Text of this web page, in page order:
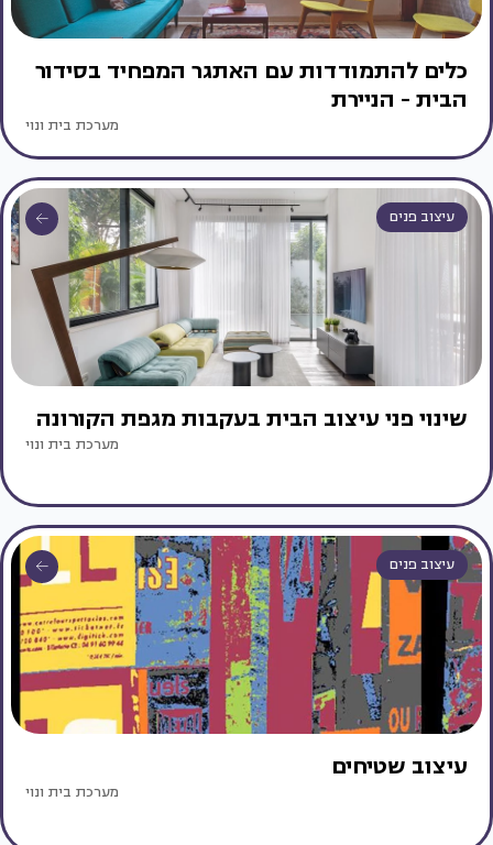
כלים להתמודדות עם האתגר המפחיד בסידור
הבית - הניירת
מערכת בית ונוי
עיצוב פנים
שינוי פני עיצוב הבית בעקבות מגפת הקורונה
מערכת בית ונוי
עיצוב פנים
עיצוב שטיחים
מערכת בית ונוי